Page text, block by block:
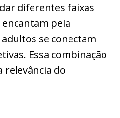
diferentes faixas
encantam pela
se conectam
Essa combinação
relevância do